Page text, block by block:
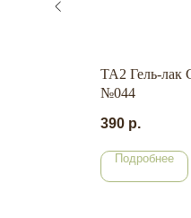
TA2 Гель-лак
№044
390 р.
Подробнее